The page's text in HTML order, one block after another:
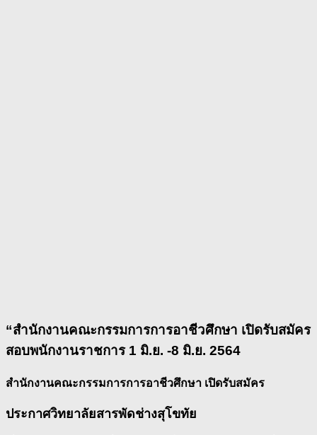
“สำนักงานคณะกรรมการการอาชีวศึกษา เปิดรับสมัคร
สอบพนักงานราชการ 1 มิ.ย. -8 มิ.ย. 2564
สำนักงานคณะกรรมการการอาชีวศึกษา เปิดรับสมัคร
ประกาศวิทยาลัยสารพัดช่างสุโขทัย